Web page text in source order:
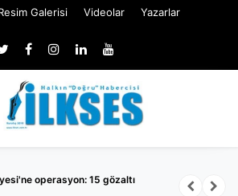
Galerisi Videolar Yazarlar
operasyon: 15 gözaltı